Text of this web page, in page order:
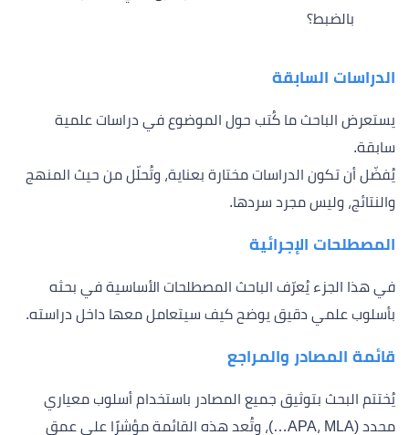
بالضبط؟
الدراسات السابقة
يستعرض الباحث ما كُتب حول الموضوع في دراسات علمية
سابقة.
يُفضّل أن تكون الدراسات مختارة بعناية، وتُحلّل من حيث المنهج
والنتائج، وليس مجرد سردها.
المصطلحات الإجرائية
في هذا الجزء يُعرّف الباحث المصطلحات الأساسية في بحثه
بأسلوب علمي دقيق يوضح كيف سيتعامل معها داخل دراسته.
قائمة المصادر والمراجع
يُختتم البحث بتوثيق جميع المصادر باستخدام أسلوب معياري
محدد (APA، MLA…)، وتُعد هذه القائمة مؤشرًا على عمق